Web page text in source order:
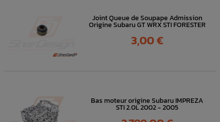
Joint Queue de Soupape Admission
Origine Subaru GT WRX STI FORESTER
Prix
3,00 €
Bas moteur origine Subaru IMPREZA
STI 2.0L 2002 - 2005
Prix